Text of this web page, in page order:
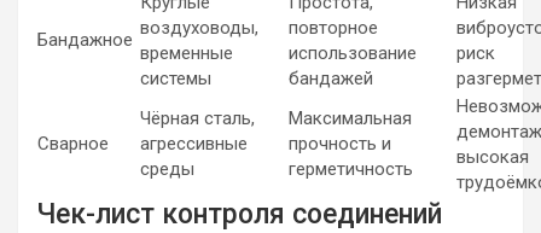
Бандажное
воздуховоды,
временные
системы
повторное
использование
бандажей
риск
Сварное
Чёрная сталь,
агрессивные
среды
Максимальная
прочность и
герметичность
высокая
Чек-лист контроля соединений